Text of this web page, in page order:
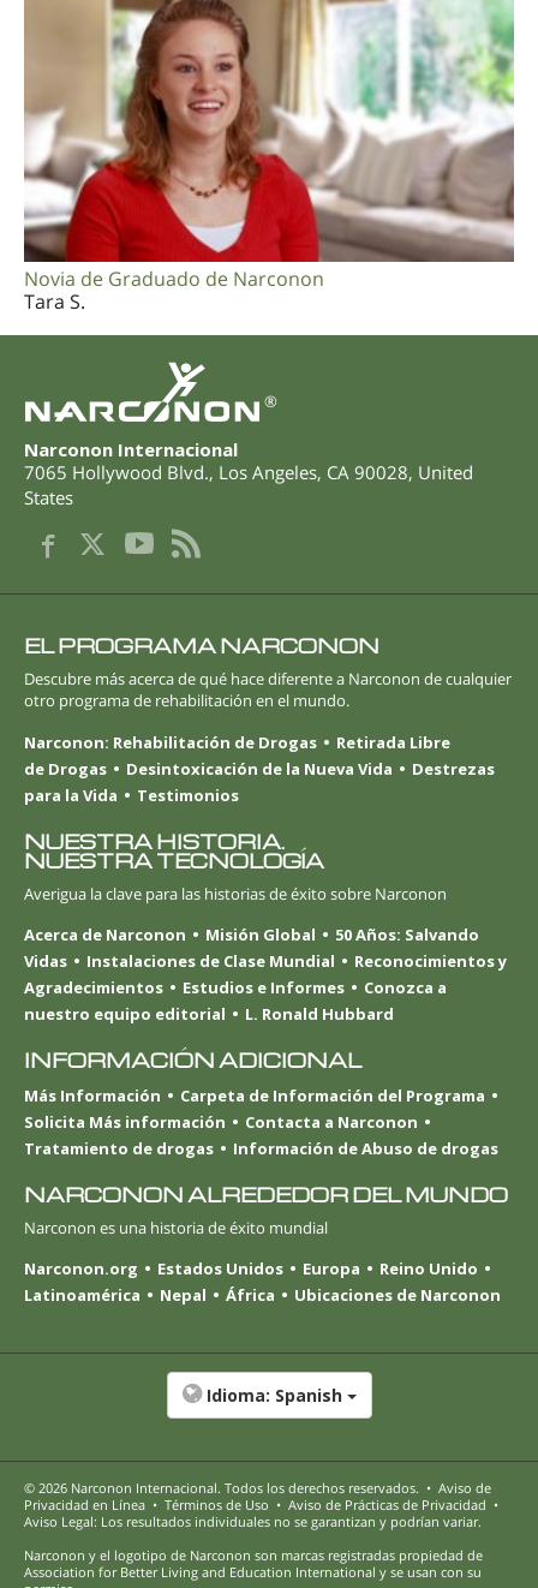
Novia de Graduado de Narconon
Tara S.
®
Narconon Internacional
7065 Hollywood Blvd., Los Angeles, CA 90028, United
States
EL PROGRAMA NARCONON
Descubre más acerca de qué hace diferente a Narconon de cualquier
otro programa de rehabilitación en el mundo.
Narconon: Rehabilitación de Drogas
Retirada Libre
de Drogas
Desintoxicación de la Nueva Vida
Destrezas
para la Vida
Testimonios
NUESTRA HISTORIA.
NUESTRA TECNOLOGÍA
Averigua la clave para las historias de éxito sobre Narconon
Acerca de Narconon
Misión Global
50 Años: Salvando
Vidas
Instalaciones de Clase Mundial
Reconocimientos y
Agradecimientos
Estudios e Informes
Conozca a
nuestro equipo editorial
L. Ronald Hubbard
INFORMACIÓN ADICIONAL
Más Información
Carpeta de Información del Programa
Solicita Más información
Contacta a Narconon
Tratamiento de drogas
Información de Abuso de drogas
NARCONON ALREDEDOR DEL MUNDO
Narconon es una historia de éxito mundial
Narconon.org
Estados Unidos Europa
Reino Unido
Latinoamérica
Nepal África Ubicaciones de Narconon
Idioma: Spanish
© 2026 Narconon Internacional. Todos los derechos reservados. • Aviso de
Privacidad en Línea • Términos de Uso • Aviso de Prácticas de Privacidad •
Aviso Legal: Los resultados individuales no se garantizan y podrían variar.
Narconon y el logotipo de Narconon son marcas registradas propiedad de
Association for Better Living and Education International y se usan con su